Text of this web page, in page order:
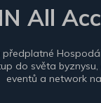
All
předplatné
do světa byznysu,
eventů a network